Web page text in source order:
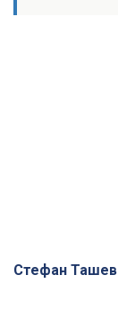
Стефан Ташев